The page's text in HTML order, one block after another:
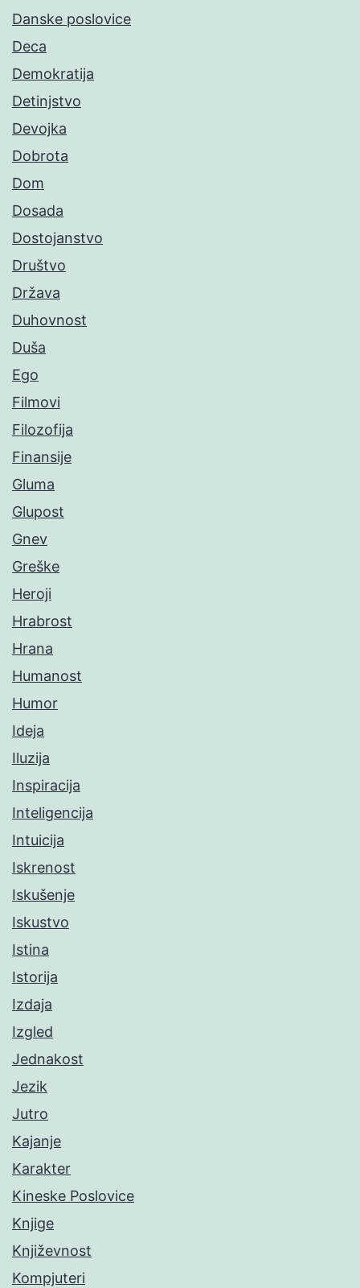
Danske poslovice
Deca
Demokratija
Detinjstvo
Devojka
Dobrota
Dom
Dosada
Dostojanstvo
Društvo
Država
Duhovnost
Duša
Ego
Filmovi
Filozofija
Finansije
Gluma
Glupost
Gnev
Greške
Heroji
Hrabrost
Hrana
Humanost
Humor
Ideja
Iluzija
Inspiracija
Inteligencija
Intuicija
Iskrenost
Iskušenje
Iskustvo
Istina
Istorija
Izdaja
Izgled
Jednakost
Jezik
Jutro
Kajanje
Karakter
Kineske Poslovice
Knjige
Književnost
Kompjuteri